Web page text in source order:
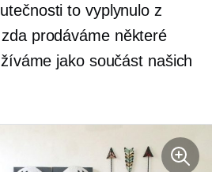
to vyplynulo z
prodáváme některé
jako součást našich